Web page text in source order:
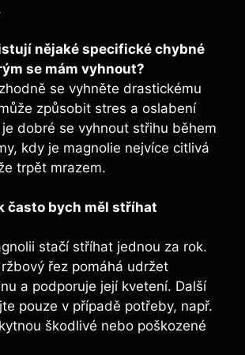
nějaké ​specifické chybné
se mám vyhnout?
‌se vyhněte drastickému
způsobit stres a oslabení
dobré se vyhnout střihu během
kdy je⁢ magnolie ⁤nejvíce citlivá
‍trpět mrazem.
často ​bych měl stříhat
stačí​ stříhat ⁤jednou za​ rok.
řez pomáhá udržet
a podporuje její ⁢kvetení. Další
pouze v ‍případě potřeby, např.
škodlivé nebo poškozené